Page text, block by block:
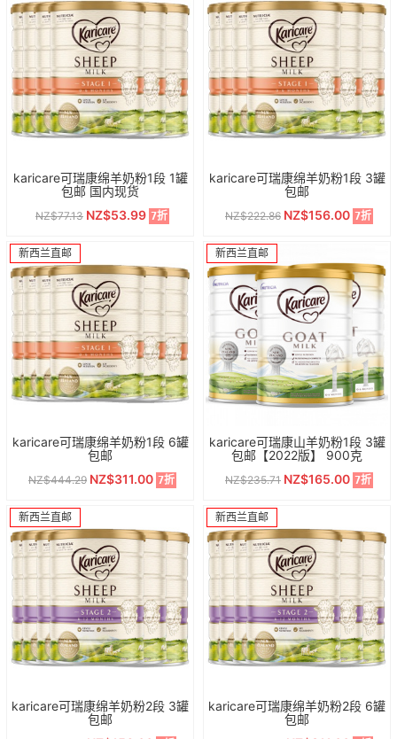
karicare可瑞康绵羊奶粉1段 1罐
包邮 国内现货
NZ$77.13 NZ$53.99 7折
karicare可瑞康绵羊奶粉1段 3罐
包邮
NZ$222.86 NZ$156.00 7折
新西兰直邮
karicare可瑞康绵羊奶粉1段 6罐
包邮
NZ$444.29 NZ$311.00 7折
新西兰直邮
karicare可瑞康山羊奶粉1段 3罐
包邮【2022版】 900克
NZ$235.71 NZ$165.00 7折
新西兰直邮
karicare可瑞康绵羊奶粉2段 3罐
包邮
新西兰直邮
karicare可瑞康绵羊奶粉2段 6罐
包邮